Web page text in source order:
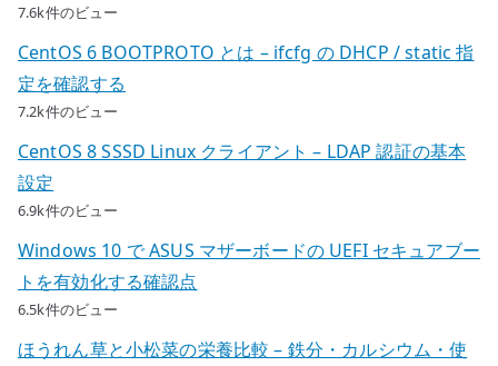
7.6k件のビュー
CentOS 6 BOOTPROTO とは – ifcfg の DHCP / static 指
定を確認する
7.2k件のビュー
CentOS 8 SSSD Linux クライアント – LDAP 認証の基本
設定
6.9k件のビュー
Windows 10 で ASUS マザーボードの UEFI セキュアブー
トを有効化する確認点
6.5k件のビュー
ほうれん草と小松菜の栄養比較 – 鉄分・カルシウム・使